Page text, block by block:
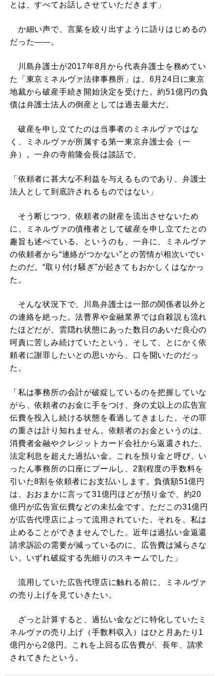
とは、すべてお話しさせていただきます」
か細い声で、言葉を絞り出すように語りはじめるの
だった――。
川島弁護士が2017年8月から代表弁護士を務めてい
た「東京ミネルヴァ法律事務所」は、6月24日に東京
地裁から破産手続き開始決定を受けた。約51億円の負
債は弁護士法人の倒産としては過去最大だ。
破産を申し立てたのは当事者のミネルヴァではな
く、ミネルヴァが所属する第一東京弁護士会（一
弁）。一弁の寺前隆会長は談話で、
「依頼者に甚大な不利益を与えるものであり、弁護士
法人として到底許されるものではない」
そう断じつつ、依頼者の財産を流出させないため
に、ミネルヴァの債権者として破産を申し立てたとの
趣旨も述べている。というのも、一弁に、ミネルヴァ
の依頼者から“連絡がつかない”との苦情が相次いでい
たのだ。“取り付け騒ぎ”が起きてもおかしくはなかっ
た。
そんな状況下で、川島弁護士は一部の関係者以外と
の連絡を絶った。法曹界や金融業界では自殺説も流れ
たほどだが、雲隠れ状態にあった数日のあいだ良心の
呵責に苦しみ続けていたという。そして、とにかく依
頼者に謝罪したいとの思いから、口を開いたのだっ
た。
「私は事務所の会計が破綻しているのを把握していな
がら、依頼者のお金に手をつけ、身の丈以上の広告宣
伝費を投入し続ける状態を看過してきました。その罪
の重さは計り知れません。依頼者のお金というのは、
消費者金融やクレジットカード会社から返還された、
法定利息を超えた過払い金。これを預り金と呼び、い
ったん事務所の口座にプールし、2割程度の手数料を
引いた8割を依頼者にお支払いします。負債額51億円
は、おおまかに言って31億円ほどが預り金で、約20
億円が広告宣伝費などの未払金です。ただこの31億円
が広告代理店によって流用されていた。それを、私は
止めることができませんでした。近年は過払い金返還
請求訴訟の需要が減っているのに、広告費は減らさな
い。いずれ破綻する先細りのスキームでした」
流用していた広告代理店に触れる前に、ミネルヴァ
の売り上げを見ていきたい。
ざっと計算すると、過払い金などに特化していたミ
ネルヴァの売り上げ（手数料収入）はひと月あたり1
億円から2億円。これを上回る広告費が、長年、請求
されてきたという。